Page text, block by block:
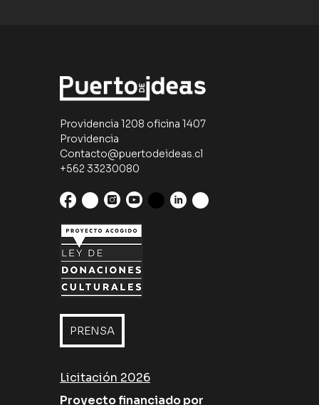
Providencia 1208 oficina 1407
Providencia
Contacto@puertodeideas.cl
+562 33230080
PRENSA
Licitación 2026
Proyecto financiado por